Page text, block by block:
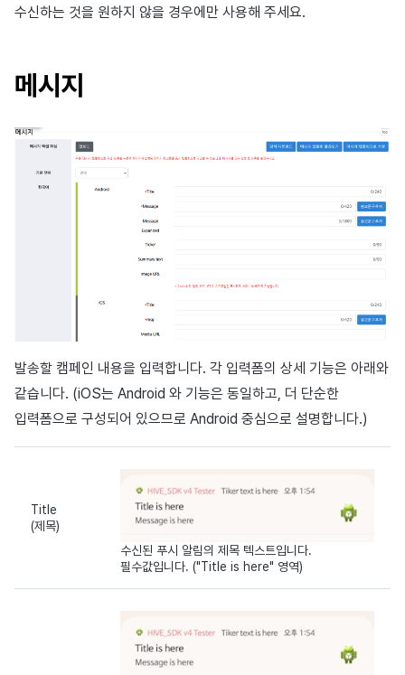
수신하는 것을 원하지 않을 경우에만 사용해 주세요.
메시지
발송할 캠페인 내용을 입력합니다. 각 입력폼의 상세 기능은 아래와
같습니다. (iOS는 Android 와 기능은 동일하고, 더 단순한
입력폼으로 구성되어 있으므로 Android 중심으로 설명합니다.)
Title
(제목)
수신된 푸시 알림의 제목 텍스트입니다.
필수값입니다. ("Title is here" 영역)